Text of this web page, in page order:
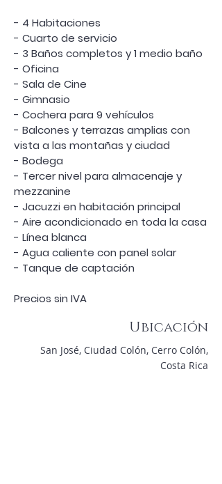
- 4 Habitaciones
- Cuarto de servicio
- 3 Baños completos y 1 medio baño
- Oficina
- Sala de Cine
- Gimnasio
- Cochera para 9 vehículos
- Balcones y terrazas amplias con
vista a las montañas y ciudad
- Bodega
- Tercer nivel para almacenaje y
mezzanine
- Jacuzzi en habitación principal
- Aire acondicionado en toda la casa
- Línea blanca
- Agua caliente con panel solar
- Tanque de captación
Precios sin IVA
Ubicación
San José, Ciudad Colón, Cerro Colón,
Costa Rica